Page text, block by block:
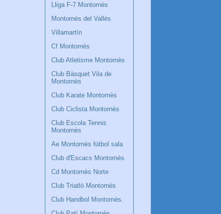
Lliga F-7 Montornès
Montornès del Vallès
Villamartín
Cf Montornès
Club Atletisme Montornès
Club Bàsquet Vila de
Montornès
Club Karate Montornès
Club Ciclista Montornès
Club Escola Tennis
Montornès
Ae Montornès fútbol sala
Club d'Escacs Montornés
Cd Montornès Norte
Club Triatló Montornès
Club Handbol Montornès.